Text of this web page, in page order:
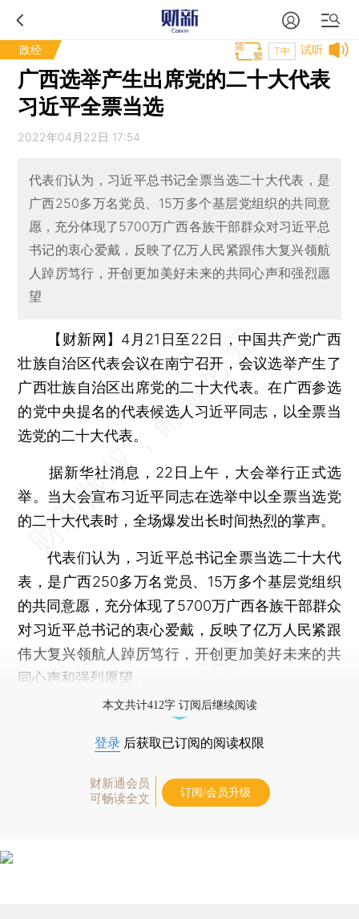
政经 试听
T中
广西选举产生出席党的二十大代表
习近平全票当选
2022年04月22日 17:54
代表们认为，习近平总书记全票当选二十大代表，是
广西250多万名党员、15万多个基层党组织的共同意
愿，充分体现了5700万广西各族干部群众对习近平总
书记的衷心爱戴，反映了亿万人民紧跟伟大复兴领航
人踔厉笃行，开创更加美好未来的共同心声和强烈愿
望
【财新网】 4月21日至22日，中国共产党广西
壮族自治区代表会议在南宁召开，会议选举产生了
广西壮族自治区出席党的二十大代表。在广西参选
的党中央提名的代表候选人习近平同志，以全票当
选党的二十大代表。
据新华社消息，22日上午，大会举行正式选
举。当大会宣布习近平同志在选举中以全票当选党
的二十大代表时，全场爆发出长时间热烈的掌声。
代表们认为，习近平总书记全票当选二十大代
表，是广西250多万名党员、15万多个基层党组织
的共同意愿，充分体现了5700万广西各族干部群众
对习近平总书记的衷心爱戴，反映了亿万人民紧跟
伟大复兴领航人踔厉笃行，开创更加美好未来的共
同心声和强烈愿望。
本文共计412字 订阅后继续阅读
登录 后获取已订阅的阅读权限
财新通会员
可畅读全文
订阅/会员升级